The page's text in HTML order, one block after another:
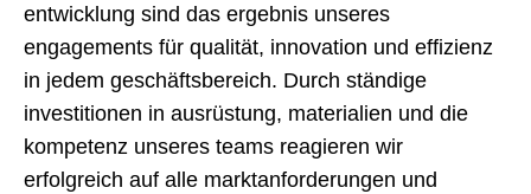
entwicklung sind das ergebnis unseres
engagements für qualität, innovation und effizienz
in jedem geschäftsbereich. Durch ständige
investitionen in ausrüstung, materialien und die
kompetenz unseres teams reagieren wir
erfolgreich auf alle marktan­forderungen und